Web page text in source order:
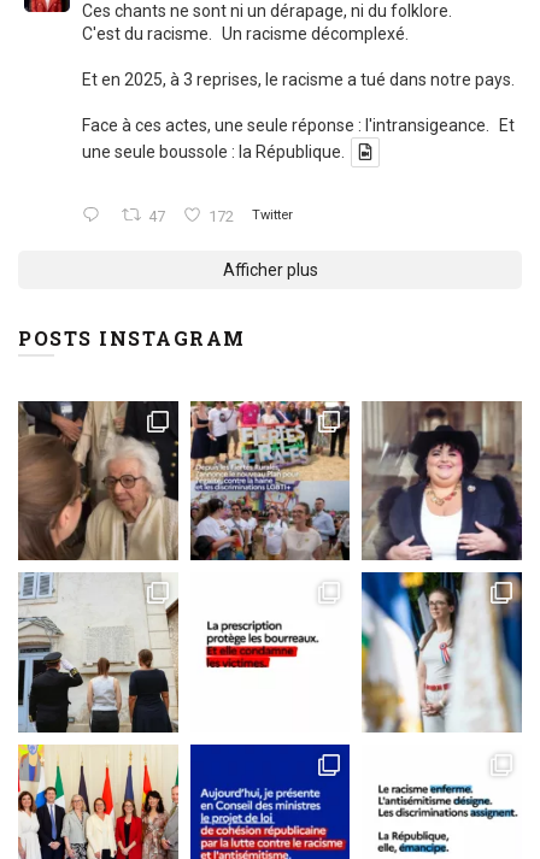
Ces chants ne sont ni un dérapage, ni du folklore.
C'est du racisme. Un racisme décomplexé.
Et en 2025, à 3 reprises, le racisme a tué dans notre pays.
Face à ces actes, une seule réponse : l'intransigeance. Et
une seule boussole : la République.
47 172 Twitter
Afficher plus
POSTS INSTAGRAM